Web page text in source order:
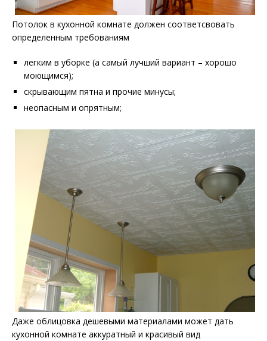
Потолок в кухонной комнате должен соответсвовать
определенным требованиям
легким в уборке (а самый лучший вариант – хорошо
моющимся);
скрывающим пятна и прочие минусы;
неопасным и опрятным;
Даже облицовка дешевыми материалами может дать
кухонной комнате аккуратный и красивый вид